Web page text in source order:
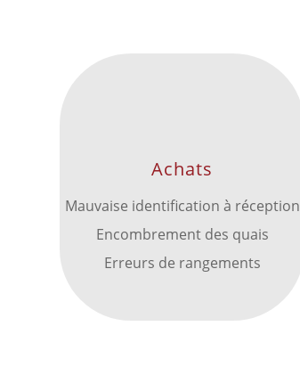
Achats
Mauvaise identification à réception
Encombrement des quais
Erreurs de rangements